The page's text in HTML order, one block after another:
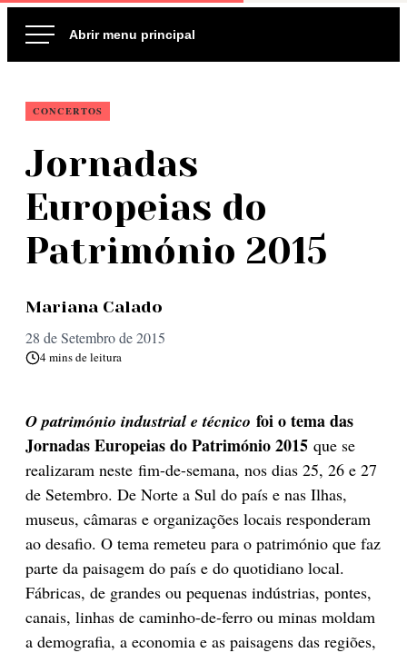
para
o
CONCERTOS
Jornadas
Europeias do
Património 2015
Mariana Calado
28 de Setembro de 2015
4 mins de leitura
O património industrial e técnico foi o tema das
Jornadas Europeias do Património 2015 que se
realizaram neste fim-de-semana, nos dias 25, 26 e 27
de Setembro. De Norte a Sul do país e nas Ilhas,
museus, câmaras e organizações locais responderam
ao desafio. O tema remeteu para o património que faz
parte da paisagem do país e do quotidiano local.
Fábricas, de grandes ou pequenas indústrias, pontes,
canais, linhas de caminho-de-ferro ou minas moldam
a demografia, a economia e as paisagens das regiões,